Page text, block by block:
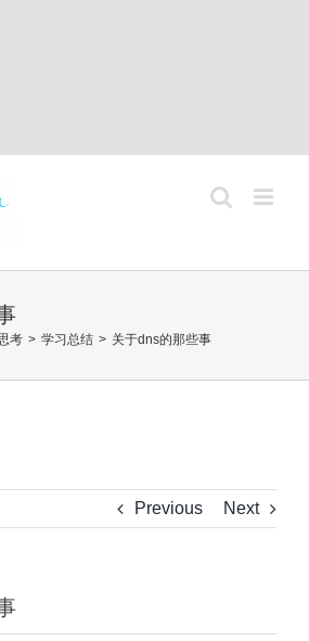
考 > 学习总结 > 关于dns的那些事
Previous Next